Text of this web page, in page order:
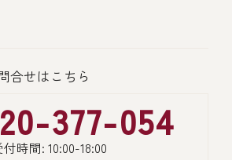
合せはこちら
377-054
付時間: 10:00-18:00